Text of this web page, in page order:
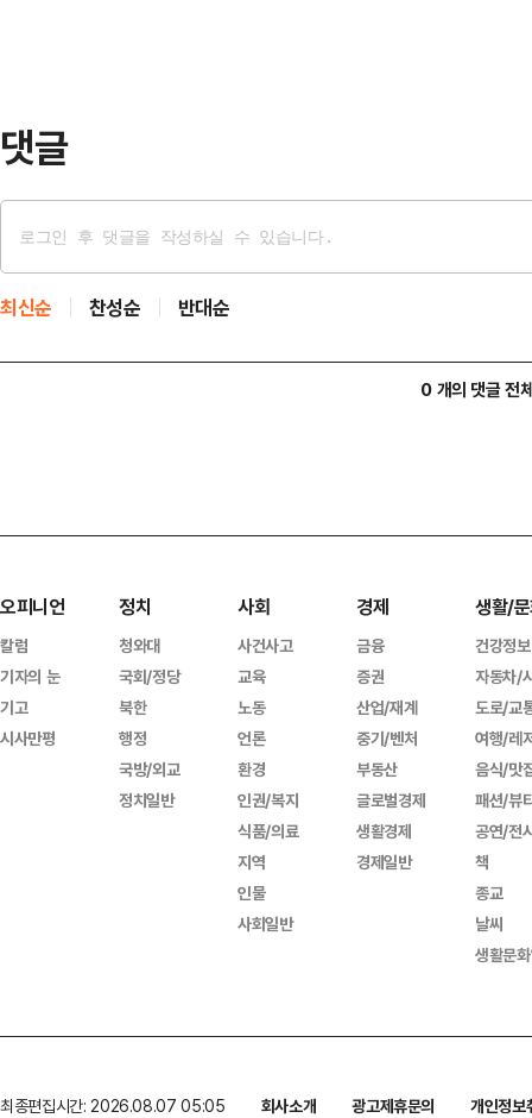
댓글
최신순 찬성순 반대순
0 개의 댓글 전
오피니언
칼럼
기자의 눈
기고
시사만평
정치
청와대
국회/정당
북한
행정
국방/외교
정치일반
사회
사건사고
교육
노동
언론
환경
인권/복지
식품/의료
지역
인물
사회일반
경제
금융
증권
산업/재계
중기/벤처
부동산
글로벌경제
생활경제
경제일반
생활/
건강정보
자동차/
도로/교
여행/레
음식/맛
패션/뷰
공연/전
책
종교
날씨
생활문
최종편집시간: 2026.08.07 05:05 회사소개 광고제휴문의
개인정보